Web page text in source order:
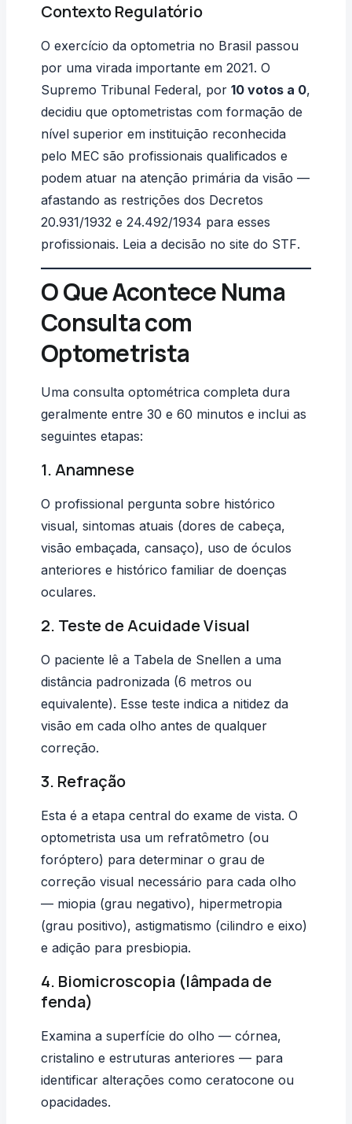
Contexto Regulatório
O exercício da optometria no Brasil passou
por uma virada importante em 2021. O
Supremo Tribunal Federal, por 10 votos a 0,
decidiu que optometristas com formação de
nível superior em instituição reconhecida
pelo MEC são profissionais qualificados e
podem atuar na atenção primária da visão —
afastando as restrições dos Decretos
20.931/1932 e 24.492/1934 para esses
profissionais. Leia a decisão no site do STF.
O Que Acontece Numa
Consulta com
Optometrista
Uma consulta optométrica completa dura
geralmente entre 30 e 60 minutos e inclui as
seguintes etapas:
1. Anamnese
O profissional pergunta sobre histórico
visual, sintomas atuais (dores de cabeça,
visão embaçada, cansaço), uso de óculos
anteriores e histórico familiar de doenças
oculares.
2. Teste de Acuidade Visual
O paciente lê a Tabela de Snellen a uma
distância padronizada (6 metros ou
equivalente). Esse teste indica a nitidez da
visão em cada olho antes de qualquer
correção.
3. Refração
Esta é a etapa central do exame de vista. O
optometrista usa um refratômetro (ou
foróptero) para determinar o grau de
correção visual necessário para cada olho
— miopia (grau negativo), hipermetropia
(grau positivo), astigmatismo (cilindro e eixo)
e adição para presbiopia.
4. Biomicroscopia (lâmpada de
fenda)
Examina a superfície do olho — córnea,
cristalino e estruturas anteriores — para
identificar alterações como ceratocone ou
opacidades.